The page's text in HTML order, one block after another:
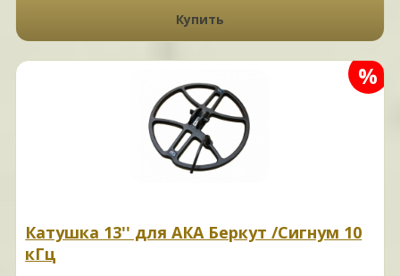
Купить
%
Катушка 13'' для АКА Беркут /Сигнум 10
кГц